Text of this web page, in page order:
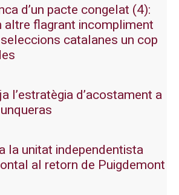
d’un pacte congelat (4):
altre flagrant incompliment
catalanes un cop
l’estratègia d’acostament a
la unitat independentista
al retorn de Puigdemont